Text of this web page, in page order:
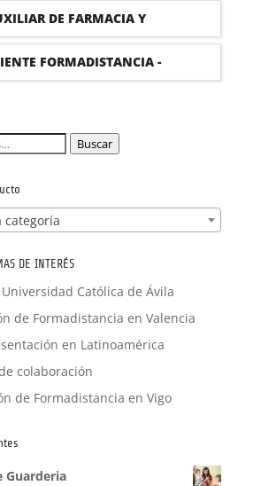
FORMATIVAS)
DE FARMACIA Y
CON PRÁCTICAS
FORMADISTANCIA -
Buscar
categoría
DE INTERÉS
Católica de Ávila
de Formadistancia en Valencia
en Latinoamérica
colaboración
de Formadistancia en Vigo
Guarderia